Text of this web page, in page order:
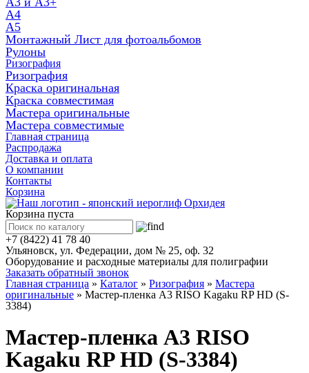
А4
А5
Монтажный Лист для фотоальбомов
Рулоны
Ризография
Ризография
Краска оригинальная
Краска совместимая
Мастера оригинальные
Мастера совместимые
Главная страница
Распродажа
Доставка и оплата
О компании
Контакты
Корзина
Корзина пуста
+7 (8422) 41 78 40
Ульяновск, ул. Федерации, дом № 25, оф. 32
Оборудование и расходные материалы для полиграфии
Заказать обратный звонок
Главная страница » Каталог » Ризография » Мастера
оригинальные » Мастер-пленка A3 RISO Kagaku RP HD (S-
3384)
Мастер-пленка A3 RISO
Kagaku RP HD (S-3384)